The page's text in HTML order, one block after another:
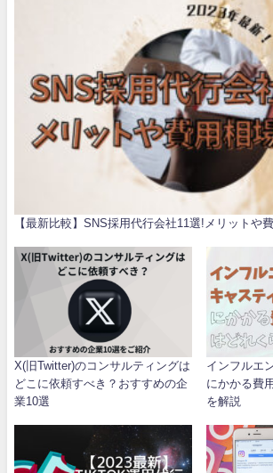
【最新比較】SNS採用代行会社11選!メリットや
X(旧Twitter)のコンサルティングは
どこに依頼すべき？おすすめの企
業10選
インフルエ
にかかる費
を解説